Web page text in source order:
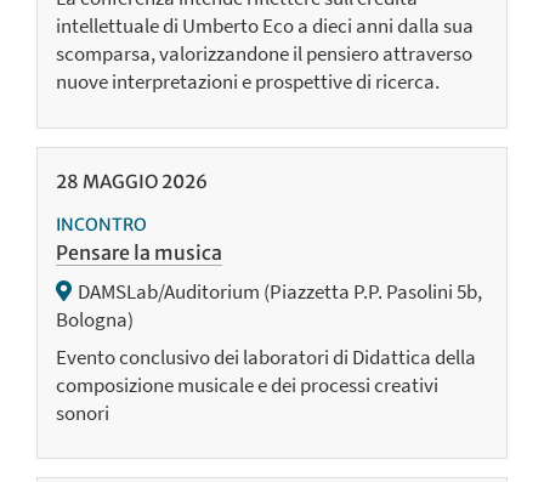
intellettuale di Umberto Eco a dieci anni dalla sua
scomparsa, valorizzandone il pensiero attraverso
nuove interpretazioni e prospettive di ricerca.
28 MAGGIO 2026
INCONTRO
Pensare la musica
DAMSLab/Auditorium (Piazzetta P.P. Pasolini 5b,
Bologna)
Evento conclusivo dei laboratori di Didattica della
composizione musicale e dei processi creativi
sonori